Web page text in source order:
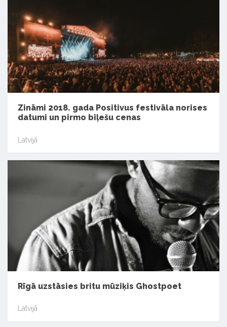
Zināmi 2018. gada Positivus festivāla norises
datumi un pirmo biļešu cenas
Latvijā
Rīgā uzstāsies britu mūziķis Ghostpoet
Latvijā